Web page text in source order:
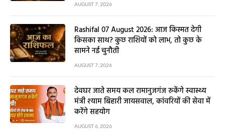
AUGUST 7, 2026
Rashifal 07 August 2026: आज किस्मत देगी
किसका साथ? कुछ राशियों को लाभ, तो कुछ के
सामने नई चुनौती
AUGUST 7, 2026
देवघर जाते समय कल रामानुजगंज रुकेंगे स्वास्थ्य
मंत्री श्याम बिहारी जायसवाल, कांवरियों की सेवा में
करेंगे सहयोग
AUGUST 6, 2026